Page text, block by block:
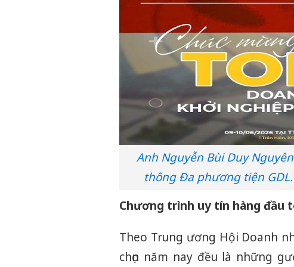
Anh Nguyễn Bùi Duy
thông Đa phương tiện
Chương trình uy tín hàng đầu
Theo Trung ương Hội Doanh
chọn năm nay đều là những